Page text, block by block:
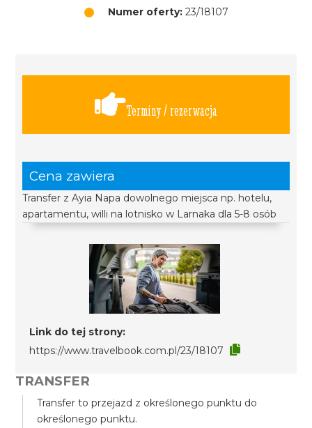
Numer oferty:23/18107
Terminy / rezerwacja
Cena zawiera
Transfer z Ayia Napa dowolnego miejsca np. hotelu,
apartamentu, willi na lotnisko w Larnaka dla 5-8 osób
Link do tej strony:
https://www.travelbook.com.pl/23/18107
TRANSFER
Transfer to przejazd z określonego punktu do
określonego punktu.